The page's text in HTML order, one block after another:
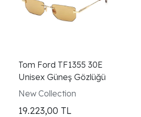
Tom Ford TF1355 30E
Unisex Güneş Gözlüğü
New Collection
19.223,00 TL